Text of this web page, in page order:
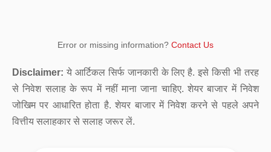
Error or missing information? Contact Us
Disclaimer: ये आर्टिकल सिर्फ जानकारी के लिए है. इसे किसी भी तरह
से निवेश सलाह के रूप में नहीं माना जाना चाहिए. शेयर बाजार में निवेश
जोखिम पर आधारित होता है. शेयर बाजार में निवेश करने से पहले अपने
वित्तीय सलाहकार से सलाह जरूर लें.